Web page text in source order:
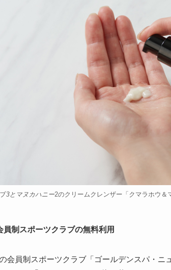
3とマヌカハニー2のクリームクレンザー「クマラホウ
員制スポーツクラブの無料利用
会員制スポーツクラブ「ゴールデンスパ・